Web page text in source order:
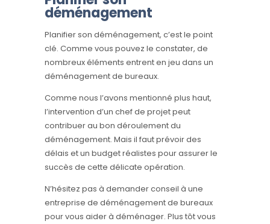
déménagement
Planifier son déménagement, c’est le point
clé. Comme vous pouvez le constater, de
nombreux éléments entrent en jeu dans un
déménagement de bureaux.
Comme nous l’avons mentionné plus haut,
l’intervention d’un chef de projet peut
contribuer au bon déroulement du
déménagement. Mais il faut prévoir des
délais et un budget réalistes pour assurer le
succès de cette délicate opération.
N’hésitez pas à demander conseil à une
entreprise de déménagement de bureaux
pour vous aider à déménager. Plus tôt vous